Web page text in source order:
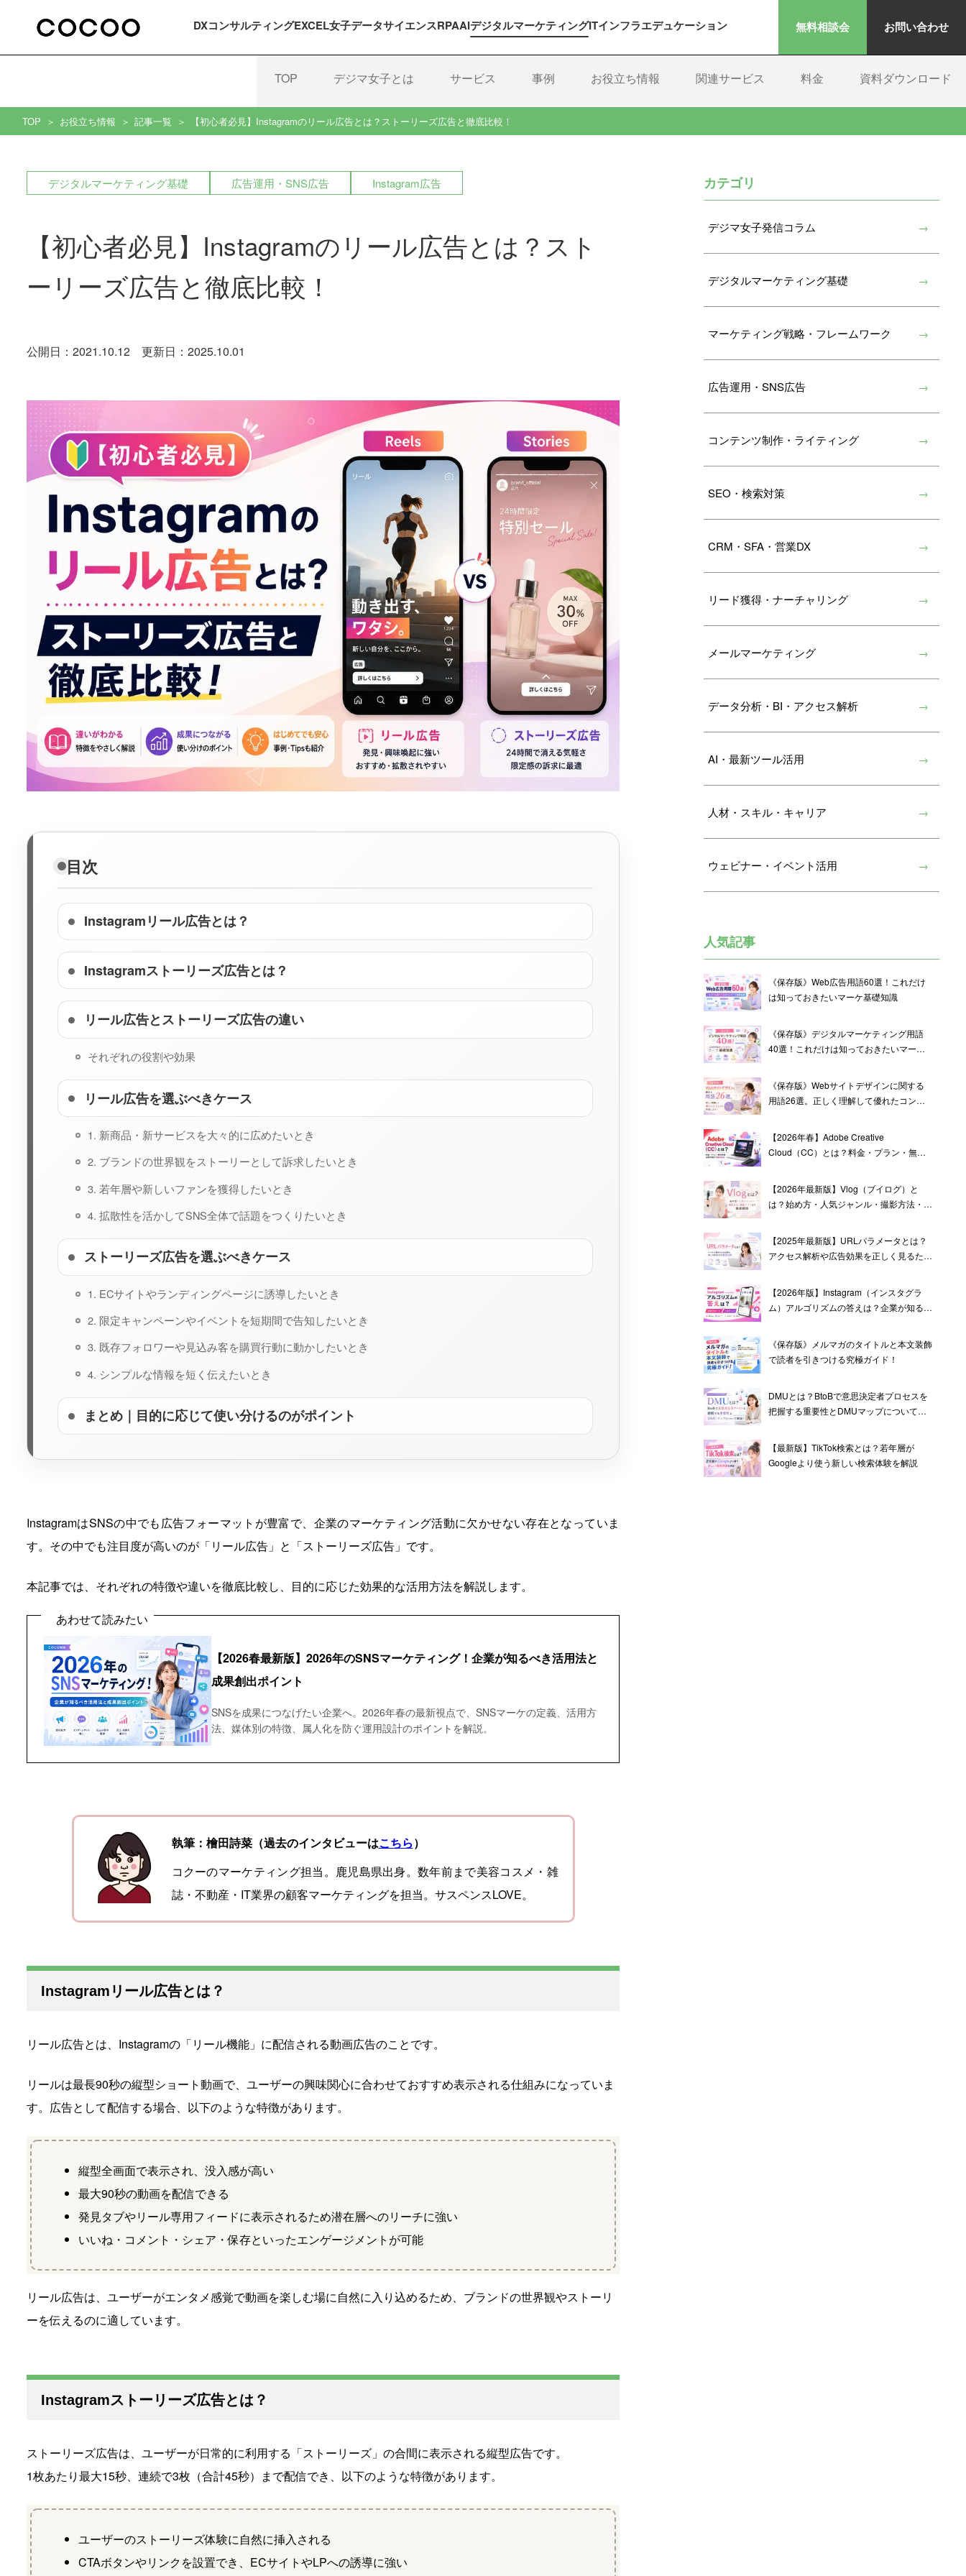
DXコンサルティングEXCEL女子データサイエンスRPAAIデジタルマーケティングITインフラエデュケーション 無料相談会 お問い合わせ
TOP デジマ女子とは サービス 事例 お役立ち情報 関連サービス 料金 資料ダウンロード
TOP お役立ち情報 記事一覧 【初心者必見】Instagramのリール広告とは？ストーリーズ広告と徹底比較！
デジタルマーケティング基礎 広告運用・SNS広告 Instagram広告
【初心者必見】Instagramのリール広告とは？スト
ーリーズ広告と徹底比較！
公開日：2021.10.12 更新日：2025.10.01
目次
Instagramリール広告とは？
Instagramストーリーズ広告とは？
リール広告とストーリーズ広告の違い
それぞれの役割や効果
リール広告を選ぶべきケース
1. 新商品・新サービスを大々的に広めたいとき
2. ブランドの世界観をストーリーとして訴求したいとき
3. 若年層や新しいファンを獲得したいとき
4. 拡散性を活かしてSNS全体で話題をつくりたいとき
ストーリーズ広告を選ぶべきケース
1. ECサイトやランディングページに誘導したいとき
2. 限定キャンペーンやイベントを短期間で告知したいとき
3. 既存フォロワーや見込み客を購買行動に動かしたいとき
4. シンプルな情報を短く伝えたいとき
まとめ｜目的に応じて使い分けるのがポイント
InstagramはSNSの中でも広告フォーマットが豊富で、企業のマーケティング活動に欠かせない存在となっていま
す。その中でも注目度が高いのが「リール広告」と「ストーリーズ広告」です。
本記事では、それぞれの特徴や違いを徹底比較し、目的に応じた効果的な活用方法を解説します。
あわせて読みたい
【2026春最新版】2026年のSNSマーケティング！企業が知るべき活用法と
成果創出ポイント
SNSを成果につなげたい企業へ。2026年春の最新視点で、SNSマーケの定義、活用方
法、媒体別の特徴、属人化を防ぐ運用設計のポイントを解説。
執筆：檜田詩菜（過去のインタビューはこちら）
コクーのマーケティング担当。鹿児島県出身。数年前まで美容コスメ・雑
誌・不動産・IT業界の顧客マーケティングを担当。サスペンスLOVE。
Instagramリール広告とは？
リール広告とは、Instagramの「リール機能」に配信される動画広告のことです。
リールは最長90秒の縦型ショート動画で、ユーザーの興味関心に合わせておすすめ表示される仕組みになっていま
す。広告として配信する場合、以下のような特徴があります。
縦型全画面で表示され、没入感が高い
最大90秒の動画を配信できる
発見タブやリール専用フィードに表示されるため潜在層へのリーチに強い
いいね・コメント・シェア・保存といったエンゲージメントが可能
リール広告は、ユーザーがエンタメ感覚で動画を楽しむ場に自然に入り込めるため、ブランドの世界観やストーリ
ーを伝えるのに適しています。
Instagramストーリーズ広告とは？
ストーリーズ広告は、ユーザーが日常的に利用する「ストーリーズ」の合間に表示される縦型広告です。
1枚あたり最大15秒、連続で3枚（合計45秒）まで配信でき、以下のような特徴があります。
ユーザーのストーリーズ体験に自然に挿入される
CTAボタンやリンクを設置でき、ECサイトやLPへの誘導に強い
カテゴリ
デジマ女子発信コラム
デジタルマーケティング基礎
マーケティング戦略・フレームワーク
広告運用・SNS広告
コンテンツ制作・ライティング
SEO・検索対策
CRM・SFA・営業DX
リード獲得・ナーチャリング
メールマーケティング
データ分析・BI・アクセス解析
AI・最新ツール活用
人材・スキル・キャリア
ウェビナー・イベント活用
人気記事
《保存版》Web広告用語60選！これだけ
は知っておきたいマーケ基礎知識
《保存版》デジタルマーケティング用語
40選！これだけは知っておきたいマーケ
《保存版》Webサイトデザインに関する
用語26選。正しく理解して優れたコンテ
【2026年春】Adobe Creative
Cloud（CC）とは？料金・プラン・無料
【2026年最新版】Vlog（ブイログ）と
は？始め方・人気ジャンル・撮影方法・編
【2025年最新版】URLパラメータとは？
アクセス解析や広告効果を正しく見るため
【2026年版】Instagram（インスタグラ
ム）アルゴリズムの答えは？企業が知るべ
《保存版》メルマガのタイトルと本文装飾
で読者を引きつける究極ガイド！
DMUとは？BtoBで意思決定者プロセスを
把握する重要性とDMUマップについて解
【最新版】TikTok検索とは？若年層が
Googleより使う新しい検索体験を解説